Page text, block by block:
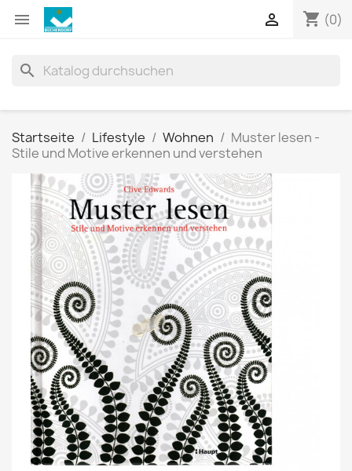
 shopping_cart (0)

search
Startseite Lifestyle Wohnen
Muster lesen -
Stile und Motive erkennen und verstehen